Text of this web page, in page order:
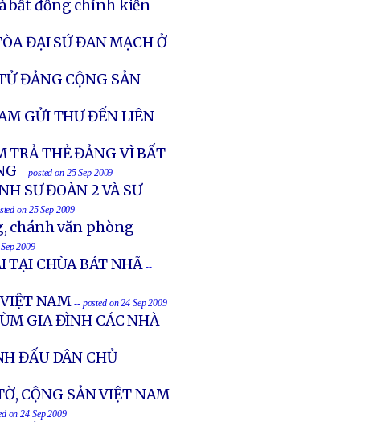
bất đồng chính kiến
ĐẠI SỨ ĐAN MẠCH Ở
ĐẢNG CỘNG SẢN
GỬI THƯ ĐẾN LIÊN
TRẢ THẺ ĐẢNG VÌ BẤT
-- posted on 25 Sep 2009
SƯ ĐOÀN 2 VÀ SƯ
on 25 Sep 2009
chánh văn phòng
2009
TẠI CHÙA BÁT NHÃ --
NAM -- posted on 24 Sep 2009
GIA ĐÌNH CÁC NHÀ
ĐẤU DÂN CHỦ
CỘNG SẢN VIỆT NAM
on 24 Sep 2009